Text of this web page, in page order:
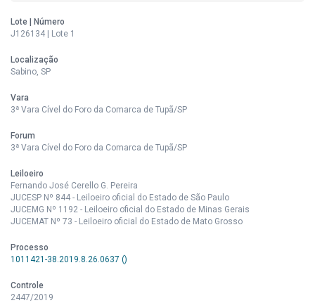
Lote | Número
J126134 | Lote 1
Localização
Sabino, SP
Vara
3ª Vara Cível do Foro da Comarca de Tupã/SP
Forum
3ª Vara Cível do Foro da Comarca de Tupã/SP
Leiloeiro
Fernando José Cerello G. Pereira
JUCESP Nº 844 - Leiloeiro oficial do Estado de São Paulo
JUCEMG Nº 1192 - Leiloeiro oficial do Estado de Minas Gerais
JUCEMAT Nº 73 - Leiloeiro oficial do Estado de Mato Grosso
Processo
1011421-38.2019.8.26.0637 ()
Controle
2447/2019